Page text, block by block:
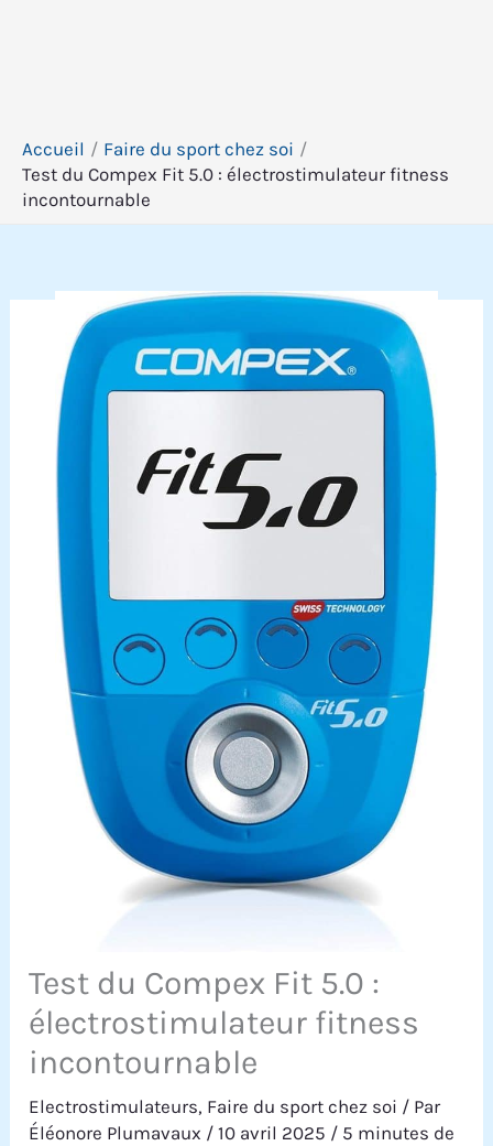
Accueil
Faire du sport chez soi
Test du Compex Fit 5.0 : électrostimulateur fitness
incontournable
Test du Compex Fit 5.0 :
électrostimulateur fitness
incontournable
Electrostimulateurs, Faire du sport chez soi / Par
Éléonore Plumavaux /10 avril 2025 / 5 minutes de